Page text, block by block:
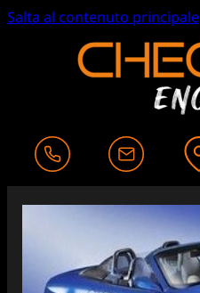
Salta al contenuto principale